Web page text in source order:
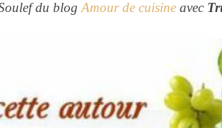
du blogAmour de cuisine avec